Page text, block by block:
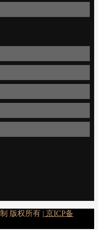
版权所有 | 京ICP备